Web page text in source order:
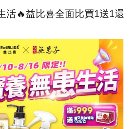
活🔥益比喜全面比買1送1還